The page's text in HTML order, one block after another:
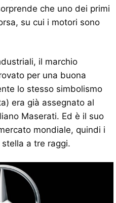
che uno dei primi
su cui i motori sono
il marchio
per una buona
lo stesso simbolismo
era già assegnato al
Maserati. Ed è il suo
mondiale, quindi i
a tre raggi.